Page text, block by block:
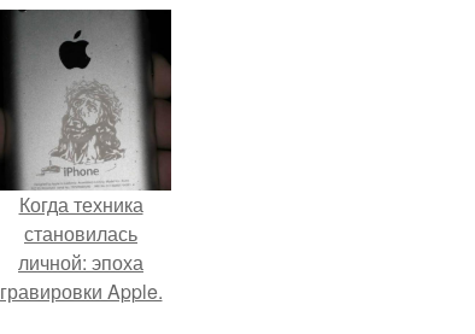
нанесла".
Когда техника
становилась
личной: эпоха
гравировки Apple.